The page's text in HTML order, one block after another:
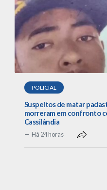
POLICIAL
Suspeitos de matar
morreram em confronto
Cassilândia
Há 24 horas